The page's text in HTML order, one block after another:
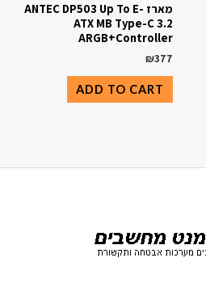
מארז ANTEC DP503 Up To E-
ATX MB Type-C 3.2
ARGB+Controller
₪377
ADD TO CART